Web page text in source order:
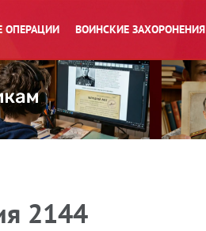
ОПЕРАЦИИ ВОИНСКИЕ ЗАХОРОНЕНИЯ
2144